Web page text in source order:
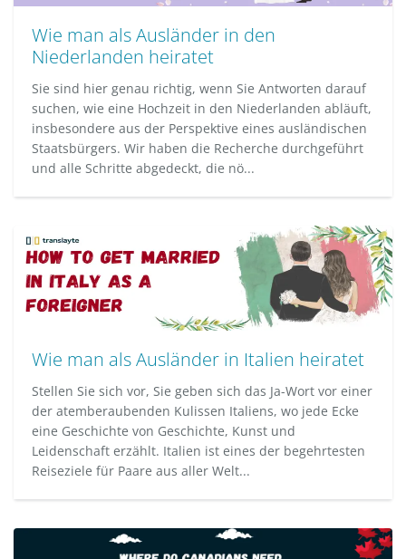
Wie man als Ausländer in den
Niederlanden heiratet
Sie sind hier genau richtig, wenn Sie Antworten darauf
suchen, wie eine Hochzeit in den Niederlanden abläuft,
insbesondere aus der Perspektive eines ausländischen
Staatsbürgers. Wir haben die Recherche durchgeführt
und alle Schritte abgedeckt, die nö...
Wie man als Ausländer in Italien heiratet
Stellen Sie sich vor, Sie geben sich das Ja-Wort vor einer
der atemberaubenden Kulissen Italiens, wo jede Ecke
eine Geschichte von Geschichte, Kunst und
Leidenschaft erzählt. Italien ist eines der begehrtesten
Reiseziele für Paare aus aller Welt...